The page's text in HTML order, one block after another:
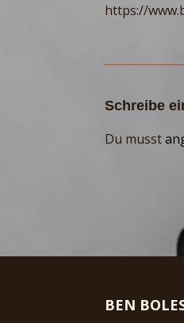
https://
Schreibe
Du musst
BEN